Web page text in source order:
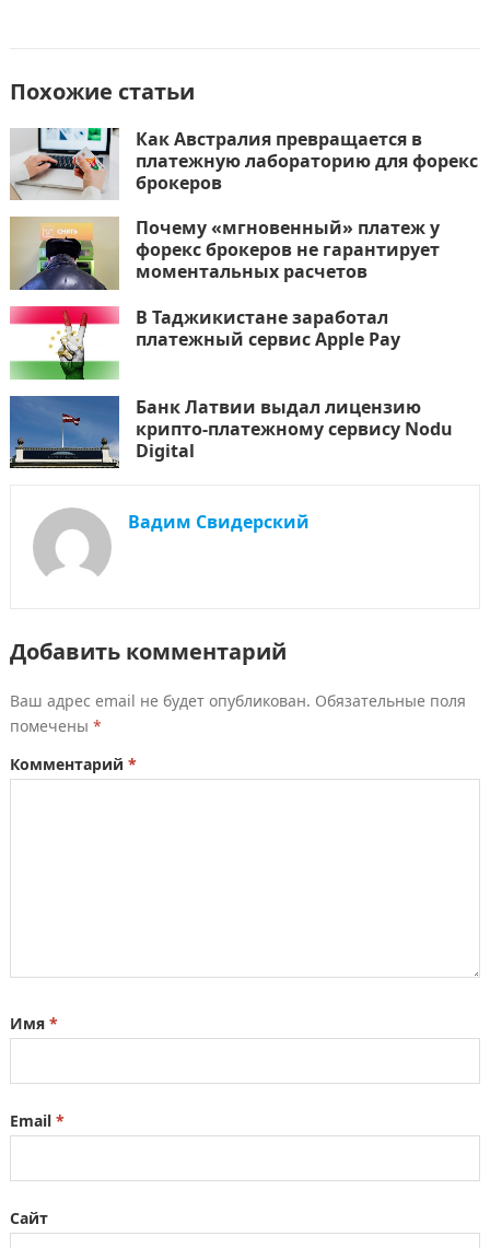
Похожие статьи
Как Австралия превращается в
платежную лабораторию для форекс
брокеров
Почему «мгновенный» платеж у
форекс брокеров не гарантирует
моментальных расчетов
В Таджикистане заработал
платежный сервис Apple Pay
Банк Латвии выдал лицензию
крипто-платежному сервису Nodu
Digital
Вадим Свидерский
Добавить комментарий
Ваш адрес email не будет опубликован. Обязательные поля
помечены *
Комментарий *
Имя *
Email *
Сайт